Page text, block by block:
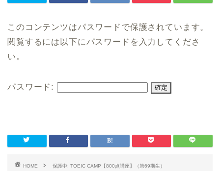
このコンテンツはパスワードで保護されています。
閲覧するには以下にパスワードを入力してくださ
い。
パスワード:
HOME 保護中: TOEIC CAMP【800点講座】（第69期生）